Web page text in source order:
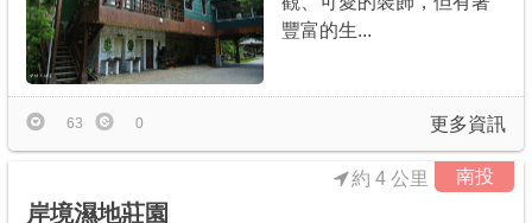
豐富的生...
更多資訊
63 0
南投
岸境濕地莊園
約 4 公里